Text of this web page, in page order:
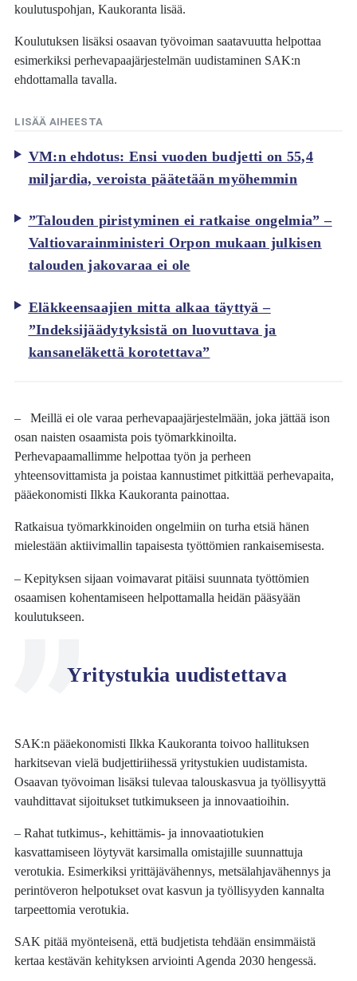
koulutuspohjan, Kaukoranta lisää.
Koulutuksen lisäksi osaavan työvoiman saatavuutta helpottaa
esimerkiksi perhevapaajärjestelmän uudistaminen SAK:n
ehdottamalla tavalla.
LISÄÄ AIHEESTA
VM:n ehdotus: Ensi vuoden budjetti on 55,4
miljardia, veroista päätetään myöhemmin
”Talouden piristyminen ei ratkaise ongelmia” –
Valtiovarainministeri Orpon mukaan julkisen
talouden jakovaraa ei ole
Eläkkeensaajien mitta alkaa täyttyä –
”Indeksijäädytyksistä on luovuttava ja
kansaneläkettä korotettava”
– Meillä ei ole varaa perhevapaajärjestelmään, joka jättää ison
osan naisten osaamista pois työmarkkinoilta.
Perhevapaamallimme helpottaa työn ja perheen
yhteensovittamista ja poistaa kannustimet pitkittää perhevapaita,
pääekonomisti Ilkka Kaukoranta painottaa.
Ratkaisua työmarkkinoiden ongelmiin on turha etsiä hänen
mielestään aktiivimallin tapaisesta työttömien rankaisemisesta.
– Kepityksen sijaan voimavarat pitäisi suunnata työttömien
osaamisen kohentamiseen helpottamalla heidän pääsyään
koulutukseen.
Yritystukia uudistettava
SAK:n pääekonomisti Ilkka Kaukoranta toivoo hallituksen
harkitsevan vielä budjettiriihessä yritystukien uudistamista.
Osaavan työvoiman lisäksi tulevaa talouskasvua ja työllisyyttä
vauhdittavat sijoitukset tutkimukseen ja innovaatioihin.
– Rahat tutkimus-, kehittämis- ja innovaatiotukien
kasvattamiseen löytyvät karsimalla omistajille suunnattuja
verotukia. Esimerkiksi yrittäjävähennys, metsälahjavähennys ja
perintöveron helpotukset ovat kasvun ja työllisyyden kannalta
tarpeettomia verotukia.
SAK pitää myönteisenä, että budjetista tehdään ensimmäistä
kertaa kestävän kehityksen arviointi Agenda 2030 hengessä.